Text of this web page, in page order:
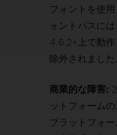
フォントを使
ォントパスに
4.6.2+上で動
除外されました
商業的な障害:
ットフォーム
プラットフォ